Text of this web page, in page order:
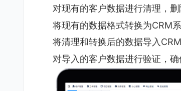
对现有的客户数据进行清理，
将现有的数据格式转换为CRM
将清理和转换后的数据导入
对导入的客户数据进行验证，确